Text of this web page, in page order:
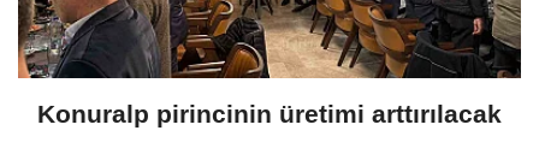
Konuralp pirincinin üretimi arttırılacak